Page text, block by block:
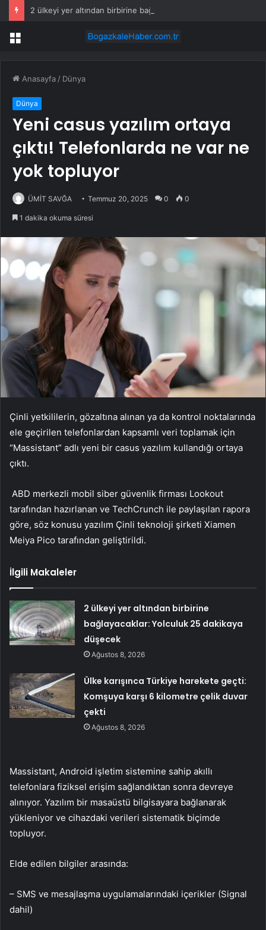
Menü
Anasayfa / Dünya
Dünya
Yeni casus yazılım ortaya
çıktı! Telefonlarda ne var ne
yok topluyor
ÜMİT SAVĞA Temmuz 20, 2025 0 0
1 dakika okuma süresi
Çinli yetkililerin, gözaltına alınan ya da kontrol noktalarında
ele geçirilen telefonlardan kapsamlı veri toplamak için
“Massistant” adlı yeni bir casus yazılım kullandığı ortaya
çıktı.
ABD merkezli mobil siber güvenlik firması Lookout
tarafından hazırlanan ve TechCrunch ile paylaşılan rapora
göre, söz konusu yazılım Çinli teknoloji şirketi Xiamen
Meiya Pico tarafından geliştirildi.
İlgili Makaleler
2 ülkeyi yer altından birbirine
bağlayacaklar: Yolculuk 25 dakikaya
düşecek
Ağustos 8, 2026
Ülke karışınca Türkiye harekete geçti:
Komşuya karşı 6 kilometre çelik duvar
çekti
Ağustos 8, 2026
Massistant, Android işletim sistemine sahip akıllı
telefonlara fiziksel erişim sağlandıktan sonra devreye
alınıyor. Yazılım bir masaüstü bilgisayara bağlanarak
yükleniyor ve cihazdaki verileri sistematik biçimde
topluyor.
Elde edilen bilgiler arasında:
– SMS ve mesajlaşma uygulamalarındaki içerikler (Signal
dahil)